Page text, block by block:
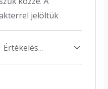
jelöltük